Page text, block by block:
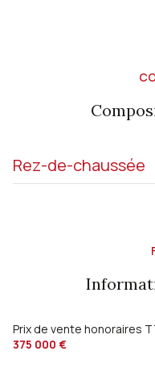
Rez-de-chaussée
espace bien-être
chambre
Prix de vente honoraires
375 000 €